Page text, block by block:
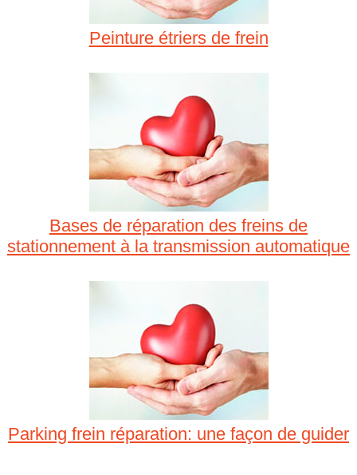
Peinture étriers de frein
Bases de réparation des freins de
stationnement à la transmission automatique
Parking frein réparation: une façon de guider